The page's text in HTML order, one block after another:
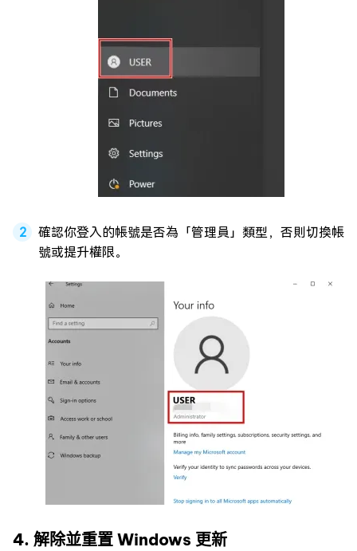
確認你登入的帳號是否為「管理員」類型，否則切換帳
號或提升權限。
4. 解除並重置 Windows 更新